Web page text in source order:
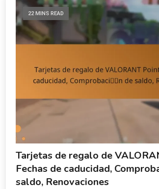
22 MINS READ
Tarjetas de regalo de
Fechas de caducidad,
saldo, Renovaciones